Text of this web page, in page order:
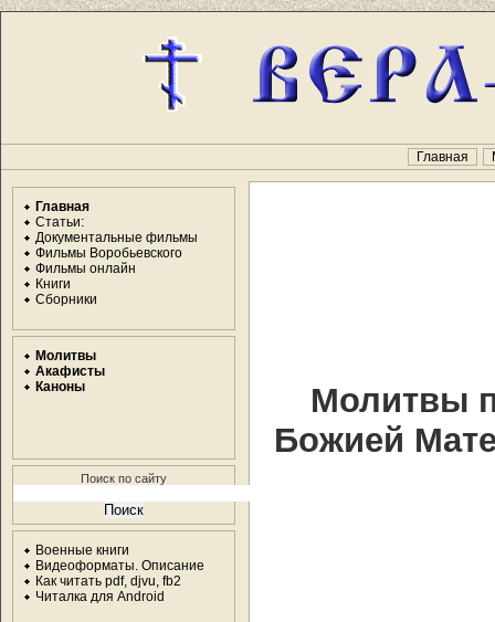
Главная
Главная
Статьи:
Документальные фильмы
Фильмы Воробьевского
Фильмы онлайн
Книги
Сборники
Молитвы
Акафисты
Каноны
Поиск по сайту
Военные книги
Видеоформаты. Описание
Как читать pdf, djvu, fb2
Читалка для Android
Молитвы
Божией